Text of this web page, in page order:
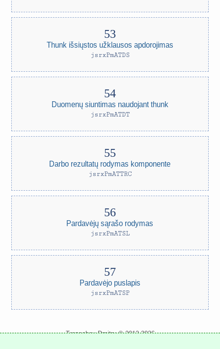
Thunk išsiųstos užklausos apdorojimas
jsrxPmATDS
Duomenų siuntimas naudojant thunk
jsrxPmATDT
Darbo rezultatų rodymas komponente
jsrxPmATTRC
Pardavėjų sąrašo rodymas
jsrxPmATSL
Pardavėjo puslapis
jsrxPmATSP
Trepachev Dmitry © 2012-2026